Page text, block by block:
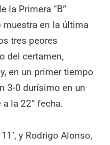
la Primera “B”
muestra en la última
tres peores
del certamen,
en un primer tiempo
3-0 durísimo en un
la 22° fecha.
y Rodrigo Alonso,